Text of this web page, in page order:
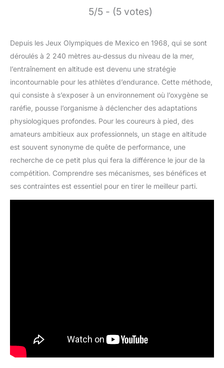
5/5 - (5 votes)
Depuis les Jeux Olympiques de Mexico en 1968, qui se sont
déroulés à 2 240 mètres au-dessus du niveau de la mer,
l’entraînement en altitude est devenu une stratégie
incontournable pour les athlètes d’endurance. Cette méthode,
qui consiste à s’exposer à un environnement où l’oxygène se
raréfie, pousse l’organisme à déclencher des adaptations
physiologiques profondes. Pour les coureurs à pied, des
amateurs ambitieux aux professionnels, un stage en altitude
est souvent synonyme de quête de performance, une
recherche de ce petit plus qui fera la différence le jour de la
compétition. Comprendre ses mécanismes, ses bénéfices et
ses contraintes est essentiel pour en tirer le meilleur parti.